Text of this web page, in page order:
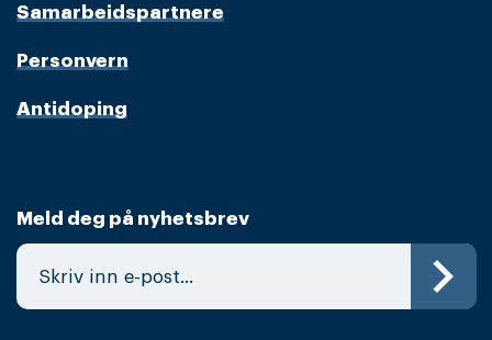
Samarbeidspartnere
Personvern
Antidoping
Meld deg på nyhetsbrev